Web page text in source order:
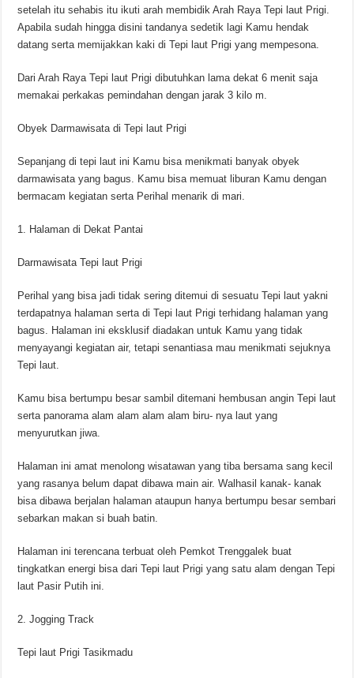
setelah itu sehabis itu ikuti arah membidik Arah Raya Tepi laut Prigi.
Apabila sudah hingga disini tandanya sedetik lagi Kamu hendak
datang serta memijakkan kaki di Tepi laut Prigi yang mempesona.
Dari Arah Raya Tepi laut Prigi dibutuhkan lama dekat 6 menit saja
memakai perkakas pemindahan dengan jarak 3 kilo m.
Obyek Darmawisata di Tepi laut Prigi
Sepanjang di tepi laut ini Kamu bisa menikmati banyak obyek
darmawisata yang bagus. Kamu bisa memuat liburan Kamu dengan
bermacam kegiatan serta Perihal menarik di mari.
1. Halaman di Dekat Pantai
Darmawisata Tepi laut Prigi
Perihal yang bisa jadi tidak sering ditemui di sesuatu Tepi laut yakni
terdapatnya halaman serta di Tepi laut Prigi terhidang halaman yang
bagus. Halaman ini eksklusif diadakan untuk Kamu yang tidak
menyayangi kegiatan air, tetapi senantiasa mau menikmati sejuknya
Tepi laut.
Kamu bisa bertumpu besar sambil ditemani hembusan angin Tepi laut
serta panorama alam alam alam alam biru- nya laut yang
menyurutkan jiwa.
Halaman ini amat menolong wisatawan yang tiba bersama sang kecil
yang rasanya belum dapat dibawa main air. Walhasil kanak- kanak
bisa dibawa berjalan halaman ataupun hanya bertumpu besar sembari
sebarkan makan si buah batin.
Halaman ini terencana terbuat oleh Pemkot Trenggalek buat
tingkatkan energi bisa dari Tepi laut Prigi yang satu alam dengan Tepi
laut Pasir Putih ini.
2. Jogging Track
Tepi laut Prigi Tasikmadu